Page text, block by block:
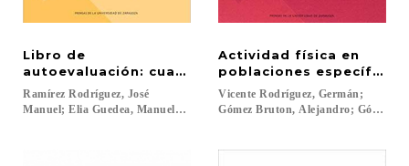
Libro de
autoevaluación: cuadernos de coloproctología
Ramírez Rodríguez, José
Manuel; Elia Guedea, Manuela; Córdoba Díaz de Laspra, Elena...
Actividad física en
poblaciones
Vicente Rodríguez, Germán;
Gómez Bruton, Alejandro; Gómez